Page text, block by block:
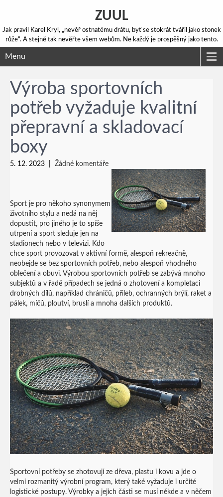
ZUUL
Jak pravil Karel Kryl, „nevěř ostnatému drátu, byť se stokrát tvářil jako stonek
růže“. A stejně tak nevěřte všem webům. Ne každý je prospěšný jako tento.
Menu
Výroba sportovních
potřeb vyžaduje kvalitní
přepravní a skladovací
boxy
5. 12. 2023 Žádné komentáře
Sport je pro někoho synonymem
životního stylu a nedá na něj
dopustit, pro jiného je to spíše
utrpení a sport sleduje jen na
stadionech nebo v televizi. Kdo
chce sport provozovat v aktivní formě, alespoň rekreačně,
neobejde se bez sportovních potřeb, nebo alespoň vhodného
oblečení a obuvi. Výrobou sportovních potřeb se zabývá mnoho
subjektů a v řadě případech se jedná o zhotovení a kompletaci
drobných dílů, například chráničů, přileb, ochranných brýlí, raket a
pálek, míčů, ploutví, bruslí a mnoha dalších produktů.
Sportovní potřeby se zhotovují ze dřeva, plastu i kovu a jde o
velmi rozmanitý výrobní program, který také vyžaduje i určité
logistické postupy. Výrobky a jejich části se musí někde a v něčem